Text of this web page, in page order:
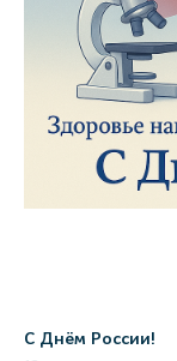
С Днём России!